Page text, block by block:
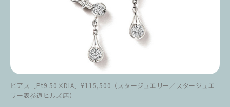
ピアス［Pt9 50×DIA］¥115,500（スタージュエリー／スタージュエ
リー表参道ヒルズ店）